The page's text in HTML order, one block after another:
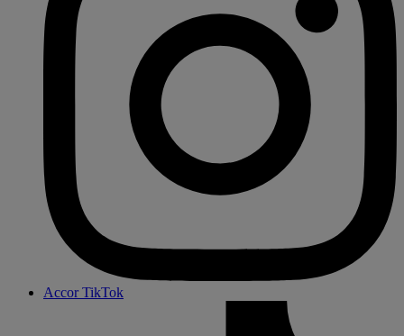
Accor TikTok